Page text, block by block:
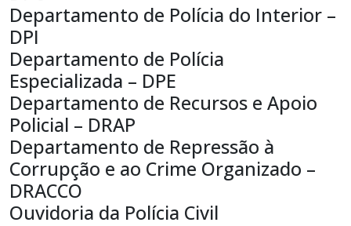
Departamento de Polícia do Interior –
DPI
Departamento de Polícia
Especializada – DPE
Departamento de Recursos e Apoio
Policial – DRAP
Departamento de Repressão à
Corrupção e ao Crime Organizado –
DRACCO
Ouvidoria da Polícia Civil